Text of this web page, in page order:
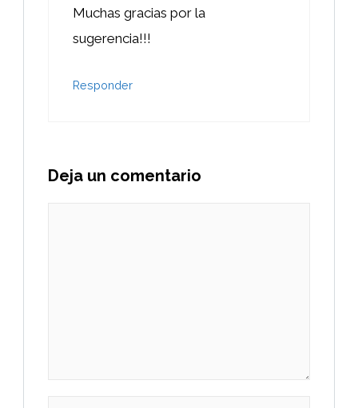
Muchas gracias por la
sugerencia!!!
Responder
Deja un comentario